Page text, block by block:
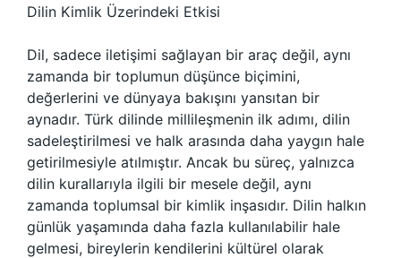
Dilin Kimlik Üzerindeki Etkisi
Dil, sadece iletişimi sağlayan bir araç değil, aynı
zamanda bir toplumun düşünce biçimini,
değerlerini ve dünyaya bakışını yansıtan bir
aynadır. Türk dilinde millileşmenin ilk adımı, dilin
sadeleştirilmesi ve halk arasında daha yaygın hale
getirilmesiyle atılmıştır. Ancak bu süreç, yalnızca
dilin kurallarıyla ilgili bir mesele değil, aynı
zamanda toplumsal bir kimlik inşasıdır. Dilin halkın
günlük yaşamında daha fazla kullanılabilir hale
gelmesi, bireylerin kendilerini kültürel olarak